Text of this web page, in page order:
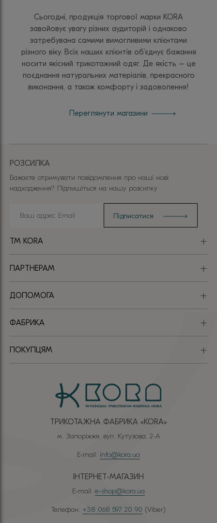
Сьогодні, продукція торгової марки KORA
завойовує увагу різних аудиторій і однаково
затребувана самими вимогливими клієнтами
різного віку. Всіх наших клієнтів об’єднує бажання
носити якісний трикотажний одяг. Де якість – це
поєднання натуральних матеріалів, прекрасного
виконання, а також комфорту і задоволення!
Переглянути магазини
ТРИКОТАЖНА ФАБРИКА «КОRА»
м. Запоріжжя, вул. Кутузова, 2-А
E-mail: info@kora.ua
ІНТЕРНЕТ-МАГАЗИН
E-mail: e-shop@kora.ua
Телефон: +38 068 597 20 90 (Viber)
TM KORA
ПАРТНЕРАМ
ДОПОМОГА
ФАБРИКА
ПОКУПЦЯМ
РОЗСИЛКА
Бажаєте отримувати повідомлення про наші нові
надходження? Підпишіться на нашу розсилку